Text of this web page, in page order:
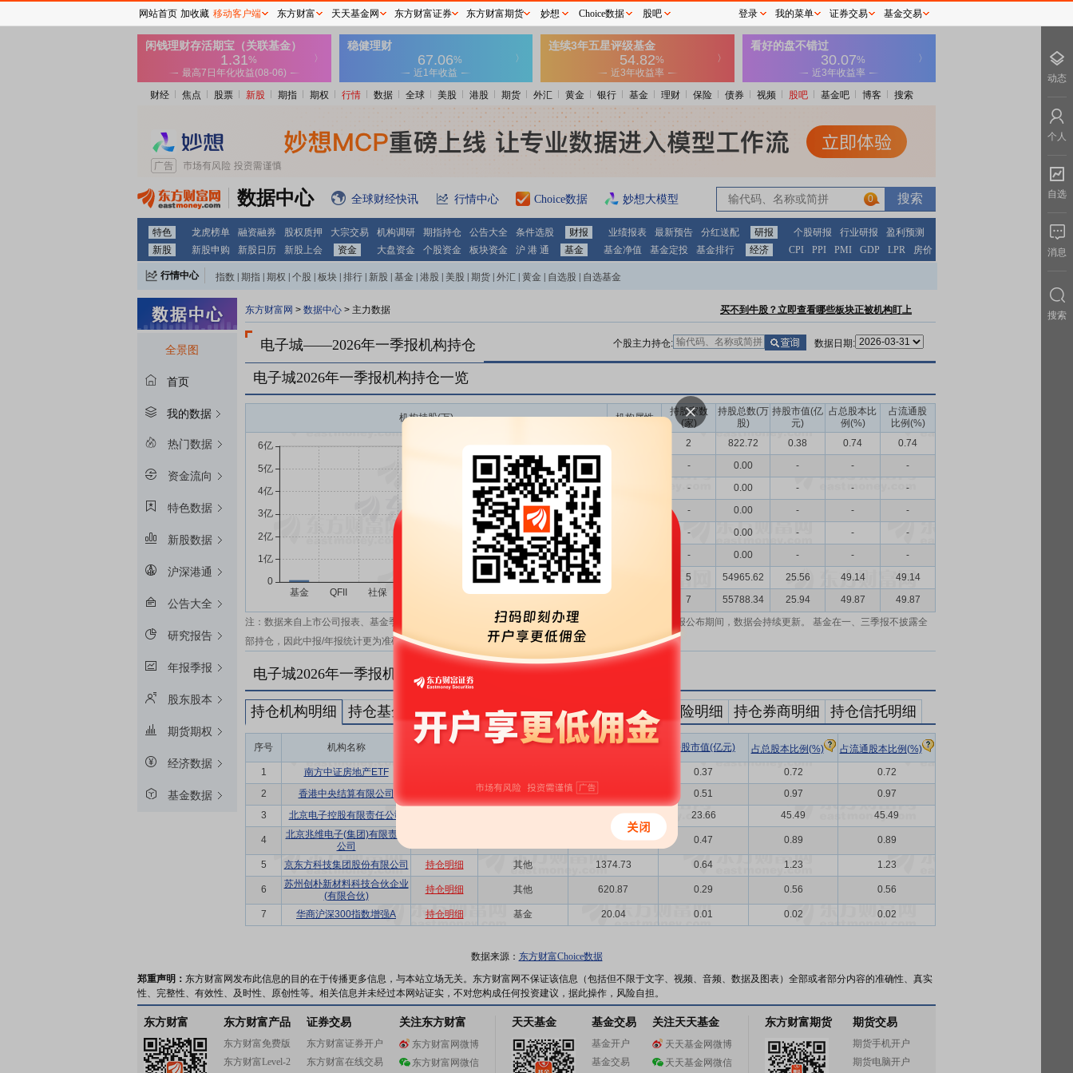
财经 焦点 股票 新股 期指 期权 行情 数据 全球 美股 港股 期货 外汇 黄金 银行 基金 理财 保险 债券 视频 股吧 基金吧 博客 搜索
数据中心 全球财经快讯 行情中心 Choice数据 妙想大模型 0
特色 龙虎榜单 融资融券 股权质押 大宗交易 机构调研 期指持仓 公告大全 条件选股 财报 业绩报表 最新预告 分红送配 研报 个股研报 行业研报
盈利预测
新股
新股申购 新股日历 新股上会 资金 大盘资金 个股资金 板块资金 沪 港 通 基金 基金净值 基金定投 基金排行 经济 CPI PPI PMI GDP LPR 房价
行情中心 指数 期指 期权 个股 板块 排行 新股 基金 港股 美股 期货 外汇 黄金 自选股 自选基金
全景图
首页
我的数据
热门数据
资金流向
特色数据
新股数据
沪深港通
公告大全
研究报告
年报季报
股东股本
期货期权
经济数据
基金数据
东方财富网 > 数据中心 > 主力数据 买不到牛股？立即查看哪些板块正被机构盯上
电子城——2026年一季报机构持仓 个股主力持仓: 数据日期:
电子城2026年一季报机构持仓一览
机构持股(万) 机构属性
持股家数
(家)
持股总数(万
股)
持股市值(亿
元)
占总股本比
例(%)
占流通股
比例(%)
2 822.72 0.38 0.74
0.74
- 0.00 - -
-
- 0.00 - -
-
- 0.00 - -
-
- 0.00 - -
-
- 0.00 - -
-
5 54965.62 25.56 49.14
49.14
7 55788.34 25.94 49.87
49.87
注：数据来自上市公司报表、基金季报、半年报和基金年报；在上市公司报表、基金季报、半年报和年报公布期间，数据会持续更新。 基金在一、三季报不披露全
部持仓，因此中报/年报统计更为准确。
电子城2026年一季报机构持仓明细
持仓机构明细 持仓基金明细 持仓QFII明细 持仓社保明细 持仓保险明细 持仓券商明细 持仓信托明细
序号 机构名称 相关链接 机构属性 持股总数(万股) 持股市值(亿元) 占总股本比例(%) 占流通股本比例(%)
1 南方中证房地产ETF 0.37 0.72
0.72
2
香港中央结算有限公司 其他 1089.48 0.51 0.97
0.97
3
北京电子控股有限责任公司 50880.13 23.66 45.49 45.49
4
北京兆维电子(集团)有限责任
公司
1000.41 0.47 0.89 0.89
5 京东方科技集团股份有限公司 持仓明细 其他 1374.73 0.64 1.23 1.23
6
苏州创朴新材料科技合伙企业
(有限合伙)
持仓明细 其他 620.87 0.29 0.56 0.56
7 华商沪深300指数增强A 持仓明细 基金 20.04 0.01 0.02 0.02
数据来源： 东方财富Choice数据
郑重声明： 东方财富网发布此信息的目的在于传播更多信息，与本站立场无关。东方财富网不保证该信息（包括但不限于文字、视频、音频、数据及图表）全部或者部分内容的准确性、真实
性、完整性、有效性、及时性、原创性等。相关信息并未经过本网站证实，不对您构成任何投资建议，据此操作，风险自担。
东方财富 东方财富产品
东方财富免费版
东方财富Level-2
证券交易
东方财富证券开户
东方财富在线交易
关注东方财富
东方财富网微博
东方财富网微信
天天基金 基金交易
基金开户
基金交易
关注天天基金
天天基金网微博
天天基金网微信
东方财富期货 期货交易
期货手机开户
期货电脑开户
网站首页 加收藏 移动客户端 东方财富 天天基金网 东方财富证券 东方财富期货 妙想 Choice数据 股吧 登录 我的菜单 证券交易 基金交易
动态
个人
自选
消息
搜索